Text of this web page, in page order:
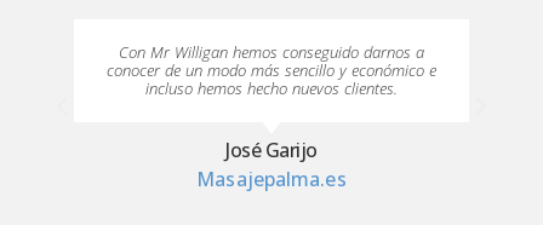
Con Mr Willigan hemos conseguido darnos a
conocer de un modo más sencillo y económico e
incluso hemos hecho nuevos clientes.
José Garijo
Masajepalma.es